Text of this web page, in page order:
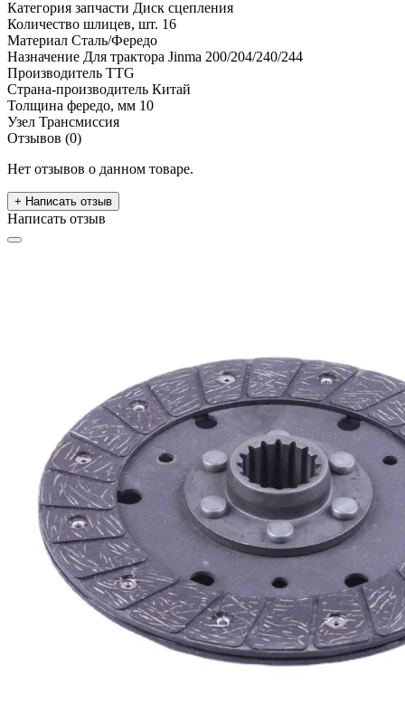
Категория запчасти Диск сцепления
Количество шлицев, шт. 16
Материал Сталь/Фередо
Назначение Для трактора Jinma 200/204/240/244
Производитель TTG
Страна-производитель Китай
Толщина фередо, мм 10
Узел Трансмиссия
Отзывов (0)
Нет отзывов о данном товаре.
+ Написать отзыв
Написать отзыв